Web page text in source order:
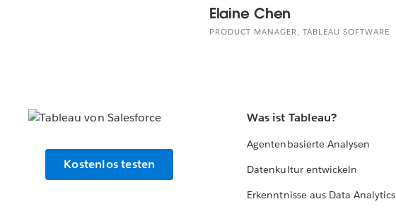
Elaine Chen
PRODUCT MANAGER, TABLEAU SOFTWARE
Kostenlos testen
Was ist Tableau?
Agentenbasierte Analysen
Datenkultur entwickeln
Erkenntnisse aus Data Analytics